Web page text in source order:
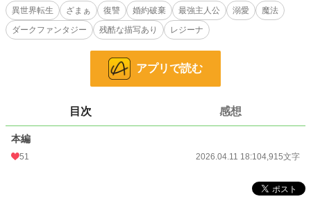
その言葉と共に、彼女は“死んだ王妃の身体”で生き延びることになる。
復讐のために魔術を学び、やがて最強の魔導師となった彼女は、人間界へと帰還
裏切った妹と婚約者に、同じ絶望を返すために。
――これは、裏切りへの清算と、その先にある関係の物語。
小説
異世界転生
ざまぁ 復讐 婚約破棄 最強主人公 溺愛
魔法
ダークファンタジー
残酷な描写あり レジーナ
アプリで読む
目次 感想
本編
51 2026.04.11 18:104,915文字